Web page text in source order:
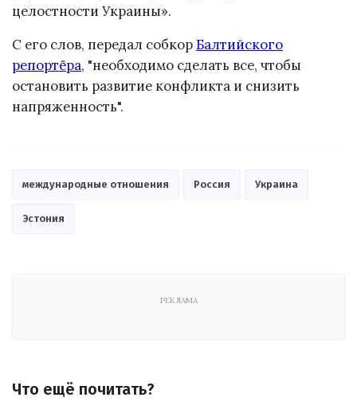
целостности Украины».
С его слов, передал собкорБалтийского
репортёра, "необходимо сделать все, чтобы
остановить развитие конфликта и снизить
напряженность".
международные отношения Россия Украина
Эстония
РЕКЛАМА
Что ещё почитать?